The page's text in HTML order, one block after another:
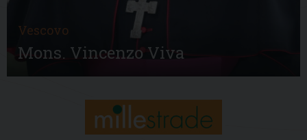
Vescovo
Mons. Vincenzo Viva